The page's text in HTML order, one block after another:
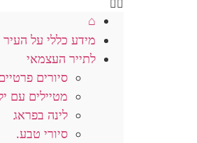
⌂
מידע כללי על העיר
לתייר העצמאי
סיורים
מטיילים עם
לינה בפראג
סיורי טבע.